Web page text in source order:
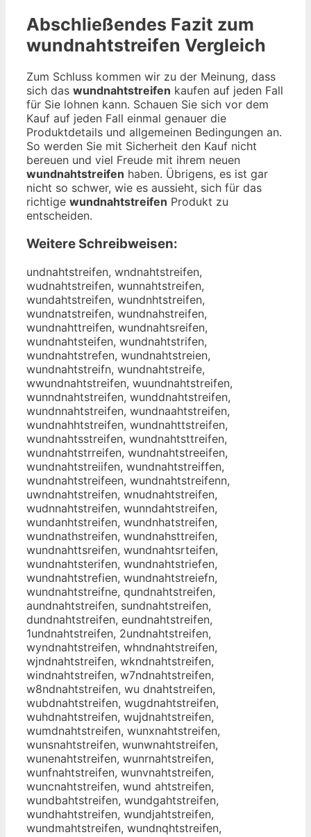
Abschließendes Fazit zum
wundnahtstreifen Vergleich
Zum Schluss kommen wir zu der Meinung, dass
sich das wundnahtstreifen kaufen auf jeden Fall
für Sie lohnen kann. Schauen Sie sich vor dem
Kauf auf jeden Fall einmal genauer die
Produktdetails und allgemeinen Bedingungen an.
So werden Sie mit Sicherheit den Kauf nicht
bereuen und viel Freude mit ihrem neuen
wundnahtstreifen haben. Übrigens, es ist gar
nicht so schwer, wie es aussieht, sich für das
richtige wundnahtstreifen Produkt zu
entscheiden.
Weitere Schreibweisen:
undnahtstreifen, wndnahtstreifen,
wudnahtstreifen, wunnahtstreifen,
wundahtstreifen, wundnhtstreifen,
wundnatstreifen, wundnahstreifen,
wundnahttreifen, wundnahtsreifen,
wundnahtsteifen, wundnahtstrifen,
wundnahtstrefen, wundnahtstreien,
wundnahtstreifn, wundnahtstreife,
wwundnahtstreifen, wuundnahtstreifen,
wunndnahtstreifen, wunddnahtstreifen,
wundnnahtstreifen, wundnaahtstreifen,
wundnahhtstreifen, wundnahttstreifen,
wundnahtsstreifen, wundnahtsttreifen,
wundnahtstrreifen, wundnahtstreeifen,
wundnahtstreiifen, wundnahtstreiffen,
wundnahtstreifeen, wundnahtstreifenn,
uwndnahtstreifen, wnudnahtstreifen,
wudnnahtstreifen, wunndahtstreifen,
wundanhtstreifen, wundnhatstreifen,
wundnathstreifen, wundnahsttreifen,
wundnahttsreifen, wundnahtsrteifen,
wundnahtsterifen, wundnahtstriefen,
wundnahtstrefien, wundnahtstreiefn,
wundnahtstreifne, qundnahtstreifen,
aundnahtstreifen, sundnahtstreifen,
dundnahtstreifen, eundnahtstreifen,
1undnahtstreifen, 2undnahtstreifen,
wyndnahtstreifen, whndnahtstreifen,
wjndnahtstreifen, wkndnahtstreifen,
windnahtstreifen, w7ndnahtstreifen,
w8ndnahtstreifen, wu dnahtstreifen,
wubdnahtstreifen, wugdnahtstreifen,
wuhdnahtstreifen, wujdnahtstreifen,
wumdnahtstreifen, wunxnahtstreifen,
wunsnahtstreifen, wunwnahtstreifen,
wunenahtstreifen, wunrnahtstreifen,
wunfnahtstreifen, wunvnahtstreifen,
wuncnahtstreifen, wund ahtstreifen,
wundbahtstreifen, wundgahtstreifen,
wundhahtstreifen, wundjahtstreifen,
wundmahtstreifen, wundnqhtstreifen,